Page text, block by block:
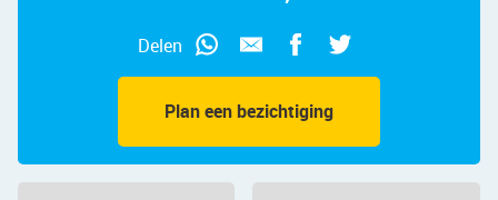
Plan een bezichtiging
Delen